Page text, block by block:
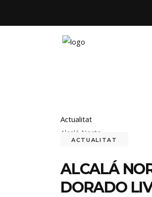
Actualitat
Alcalá Norte
ACTUALITAT
ALCALÁ
DORADO